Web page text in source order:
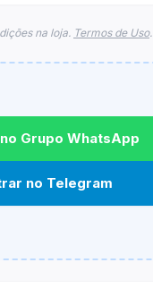
na loja. Termos de Uso.
Grupo WhatsApp
no Telegram